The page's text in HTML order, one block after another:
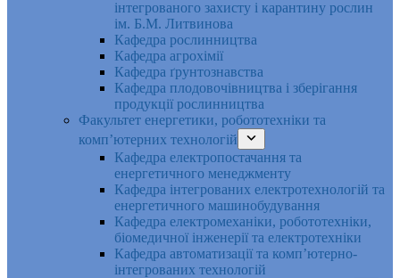
інтегрованого захисту і карантину рослин
ім. Б.М. Литвинова
Кафедра рослинництва
Кафедра агрохімії
Кафедра ґрунтознавства
Кафедра плодовочівництва і зберігання
продукції рослинництва
Факультет енергетики, робототехніки та
комп’ютерних технологій
Кафедра електропостачання та
енергетичного менеджменту
Кафедра інтегрованих електротехнологій та
енергетичного машинобудування
Кафедра електромеханіки, робототехніки,
біомедичної інженерії та електротехніки
Кафедра автоматизації та комп’ютерно-
інтегрованих технологій